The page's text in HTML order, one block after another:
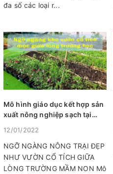
đa số các loại r...
Mô hình giáo dục kết hợp sản
xuất nông nghiệp sạch tại
Giáo Dục Hoàng Oanh
12/01/2022
NGỠ NGÀNG NÔNG TRẠI ĐẸP
NHƯ VƯỜN CỔ TÍCH GIỮA
LÒNG TRƯỜNG MẦM NON Mô